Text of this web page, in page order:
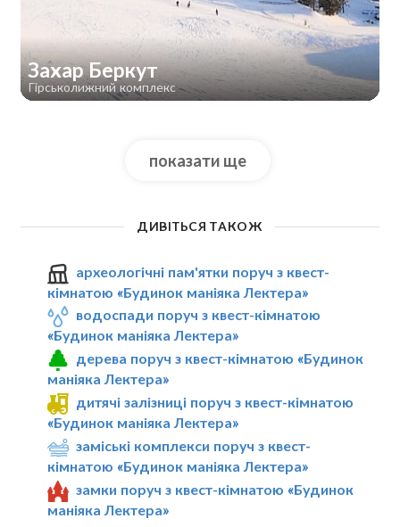
Захар Беркут
Гірськолижний комплекс
показати ще
ДИВІТЬСЯ ТАКОЖ
археологічні пам'ятки поруч з квест-
кімнатою «Будинок маніяка Лектера»
водоспади поруч з квест-кімнатою
«Будинок маніяка Лектера»
дерева поруч з квест-кімнатою «Будинок
маніяка Лектера»
дитячі залізниці поруч з квест-кімнатою
«Будинок маніяка Лектера»
заміські комплекси поруч з квест-
кімнатою «Будинок маніяка Лектера»
замки поруч з квест-кімнатою «Будинок
маніяка Лектера»